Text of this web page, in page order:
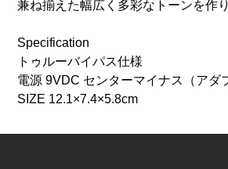
兼ね揃えた幅広く多彩なトーンを作
Specification
トゥルーバイパス仕様
電源 9VDC センターマイナス（アダ
SIZE 12.1×7.4×5.8cm